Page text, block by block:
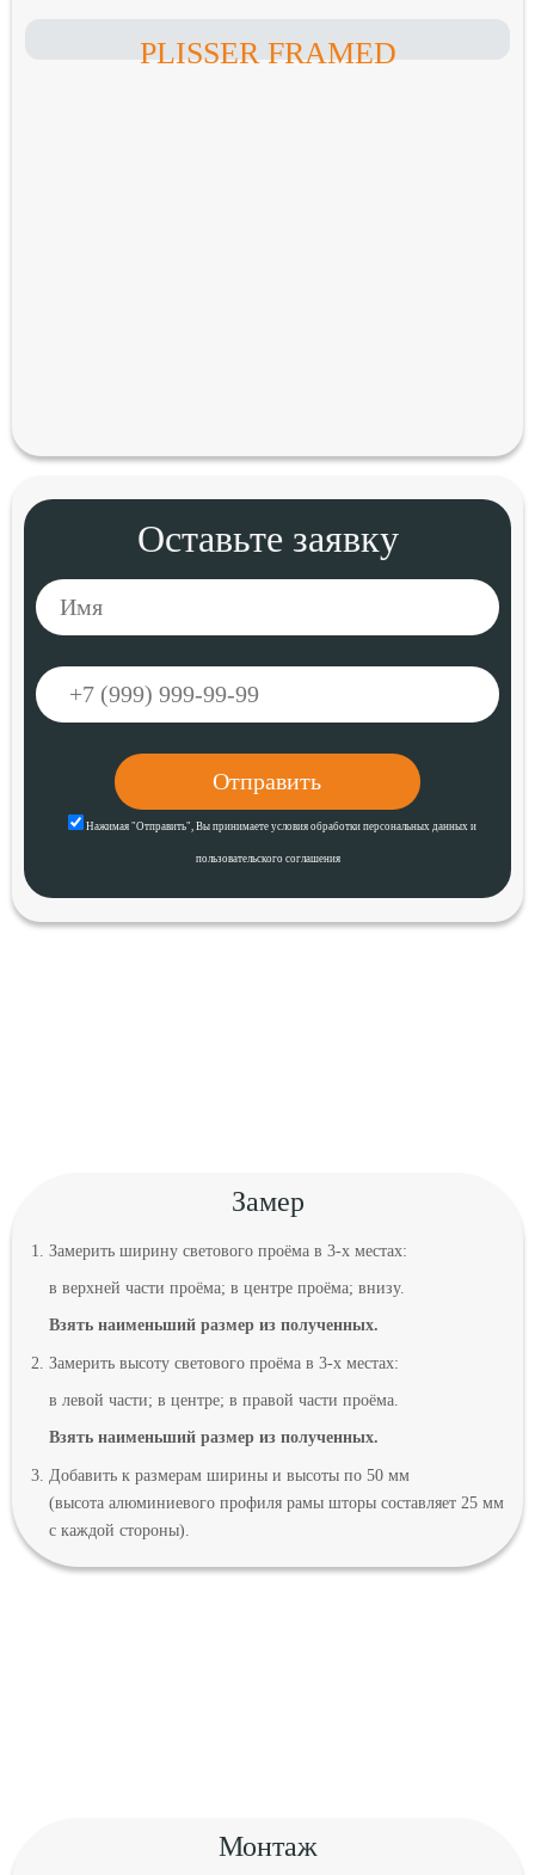
PLISSER FRAMED
Оставьте заявку
Нажимая "Отправить",Вы принимаете условияобработки персональных данных и
пользовательского соглашения
Замер
Замерить ширину светового проёма в 3-х местах:
в верхней части проёма; в центре проёма; внизу.
Взять наименьший размер из полученных.
Замерить высоту светового проёма в 3-х местах:
в левой части; в центре; в правой части проёма.
Взять наименьший размер из полученных.
Добавить к размерам ширины и высоты по 50 мм
(высота алюминиевого профиля рамы шторы составляет 25 мм
с каждой стороны).
Монтаж